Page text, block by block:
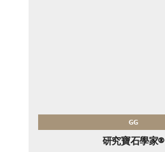
GG
研究寶石學家®